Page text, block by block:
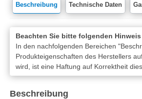
Beschreibung Technische Daten
Beachten Sie bitte folgenden Hinweis
In den nachfolgenden Bereichen
Produkteigenschaften des Herstellers
wird, ist eine Haftung auf Korrektheit
Beschreibung